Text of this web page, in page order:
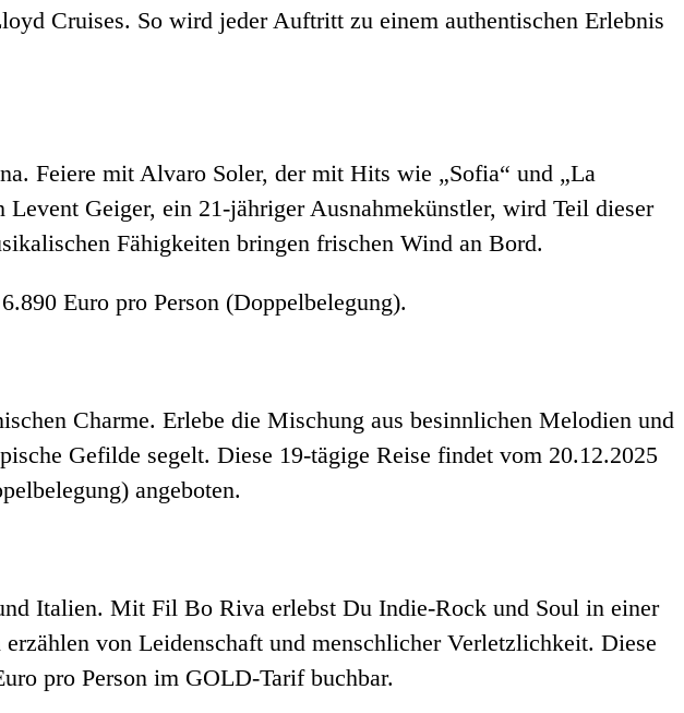
Cruises. So wird jeder Auftritt zu einem authentischen Erlebnis
Feiere mit Alvaro Soler, der mit Hits wie „Sofia“ und „La
Geiger, ein 21-jähriger Ausnahmekünstler, wird Teil dieser
Fähigkeiten bringen frischen Wind an Bord.
Euro pro Person (Doppelbelegung).
Charme. Erlebe die Mischung aus besinnlichen Melodien und
Gefilde segelt. Diese 19-tägige Reise findet vom 20.12.2025
angeboten.
Italien. Mit Fil Bo Riva erlebst Du Indie-Rock und Soul in einer
von Leidenschaft und menschlicher Verletzlichkeit. Diese
pro Person im GOLD-Tarif buchbar.